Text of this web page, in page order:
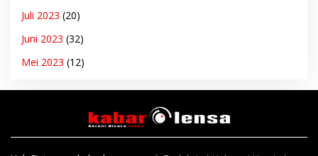
Juli 2023 (20)
Juni 2023 (32)
Mei 2023 (12)